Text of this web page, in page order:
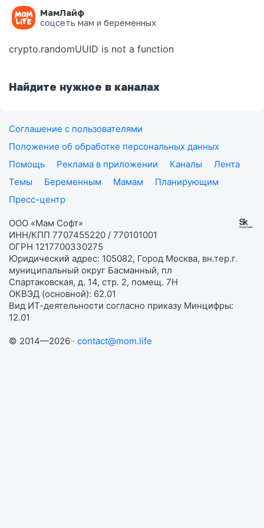
МамЛайф
соцсеть мам и беременных
Ошибка на странице
crypto.randomUUID is not a function
Найдите нужное в каналах
Соглашение с пользователями
Положение об обработке персональных данных
Помощь
Реклама в приложении Каналы
Лента
Темы
Беременным Мамам
Планирующим
Пресс-центр
ООО «Мам Софт»
ИНН/КПП 7707455220 / 770101001
ОГРН 1217700330275
Юридический адрес: 105082, Город Москва, вн.тер.г.
муниципальный округ Басманный, пл
Спартаковская, д. 14, стр. 2, помещ. 7Н
ОКВЭД (основной): 62.01
Вид ИТ-деятельности согласно приказу Минцифры:
12.01
© 2014—2026 · contact@mom.life